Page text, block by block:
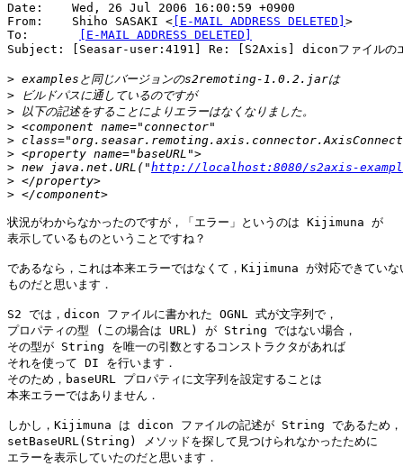
Date:    Wed, 26 Jul 2006 16:00:59 +0900
From:    Shiho SASAKI < [E-MAIL ADDRESS DELETED] >
To:
[E-MAIL ADDRESS DELETED]
Subject: [Seasar-user:4191] Re: [S2Axis] diconファイルのエ
>
>
>
>
>
>
> new java.net.URL("http://localhost:8080/s2axis-
>
>
状況がわからなかったのですが，「エラー」というのは Kijimuna が
表示しているものということですね？
であるなら，これは本来エラーではなくて，Kijimuna が対応できていな
ものだと思います．
S2 では，dicon ファイルに書かれた OGNL 式が文字列で，
プロパティの型 (この場合は URL) が String ではない場合，
その型が String を唯一の引数とするコンストラクタがあれば
それを使って DI を行います．
そのため，baseURL プロパティに文字列を設定することは
本来エラーではありません．
しかし，Kijimuna は dicon ファイルの記述が String であるため，
setBaseURL(String) メソッドを探して見つけられなかったために
エラーを表示していたのだと思います．